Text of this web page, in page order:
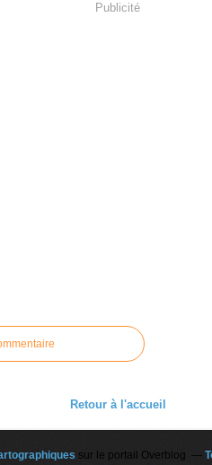
Publicité
Retour à l'accueil
sur le portail Overblog